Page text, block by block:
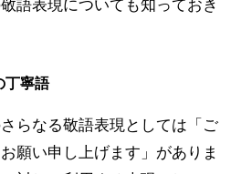
語表現についても知っておき
丁寧語
らなる敬語表現としては「ご
願い申し上げます」がありま